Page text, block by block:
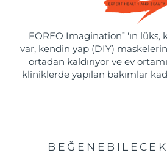
FOREO Imagination ™
'ın lüks,
var, kendin yap (DIY)
ortadan kaldırıyor ve ev
kliniklerde yapılan bakımlar